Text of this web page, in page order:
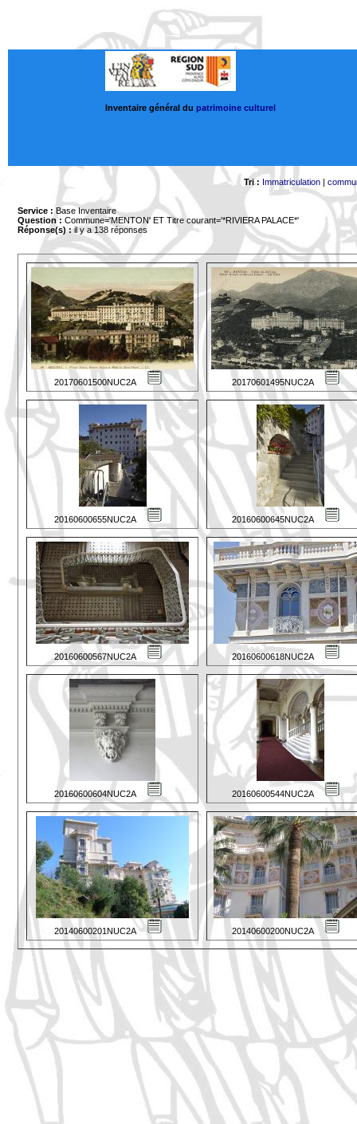
Inventaire général du patrimoine culturel
Tri : Immatriculation |
Service : Base Inventaire
Question : Commune='MENTON' ET Titre courant='*RIVIERA PALACE*'
Réponse(s) :il y a 138 réponses
20170601500NUC2A 20170601495NUC2A
20160600655NUC2A 20160600645NUC2A
20160600567NUC2A 20160600618NUC2A
20160600604NUC2A 20160600544NUC2A
20140600201NUC2A 20140600200NUC2A